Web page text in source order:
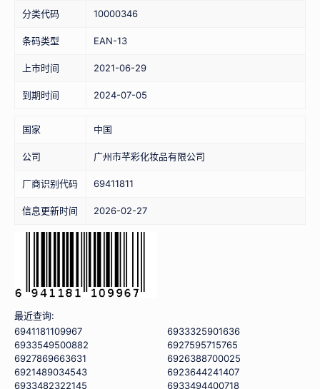
分类代码 10000346
条码类型 EAN-13
上市时间 2021-06-29
到期时间 2024-07-05
国家 中国
公司 广州市芊彩化妆品有限公司
厂商识别代码 69411811
信息更新时间 2026-02-27
最近查询:
6941181109967
6933325901636
6933549500882
6927595715765
6927869663631
6926388700025
6921489034543
6923644241407
6933482322145
6933494400718